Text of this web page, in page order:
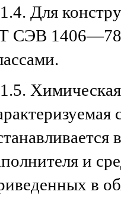
Для
СЭВ 1406—78,
и
в